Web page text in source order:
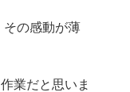
その感動が薄
業だと思いま